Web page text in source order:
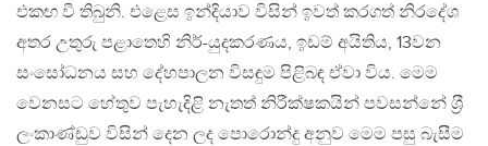
එකඟ වී තිබුනි. එළෙස ඉන්දියාව විසින් ඉවත් කරගත් නිරදේශ
අතර උතුරු පළාතෙහි නිර්-යුදකරණය, ඉඩම් අයිතිය, 13වන
සංසෝධනය සහ දේහපාලන විසඳුම පිළිබඳ ඒවා විය. මෙම
වෙනසට හේතුව පැහැදිළි නැතත් නිරීක්ෂකයින් පවසන්නේ ශ‍්‍රී
ලංකාණ්ඩුව විසින් දෙන ලද පොරොන්දු අනුව මෙම පසු බැසීම